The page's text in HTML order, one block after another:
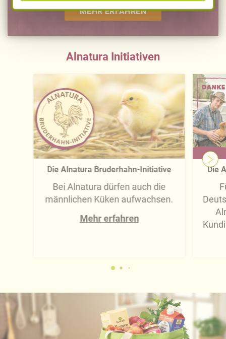
Ihre Einwilligung zur Datenverarbeitung und
-übermittlung widerrufen und Tools deaktivieren.
MEHR ERFAHREN
Alnatura Initiativen
Die Alnatura Bruderhahn-Initiative
Bei Alnatura dürfen auch die
männlichen Küken aufwachsen.
Mehr erfahren
Die